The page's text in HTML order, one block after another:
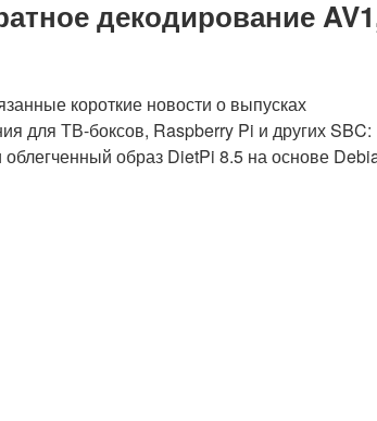
декодирование
короткие новости о выпусках
для ТВ-боксов, Raspberry Pi и других SBC:
облегченный образ DietPi 8.5 на основе